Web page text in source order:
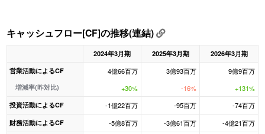
キャッシュフロー[CF]の推移(連結)
2024年3月期 2025年3月期
2026年3月期
営業活動によるCF
増減率(昨対比)
4億66百万
+30%
3億93百万
-16%
9億9百万
+131%
投資活動によるCF -1億22百万 -95百万 -74百万
財務活動によるCF -5億8百万 -3億61百万 -4億21百万